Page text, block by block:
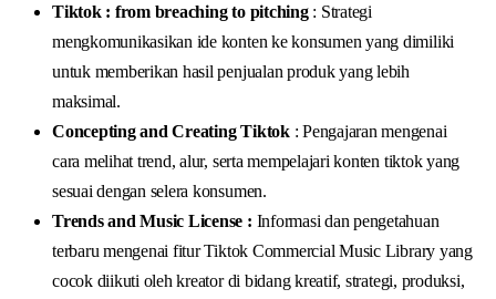
Tiktok : from breaching to pitching: Strategi
mengkomunikasikan ide konten ke konsumen yang dimiliki
untuk memberikan hasil penjualan produk yang lebih
maksimal.
Concepting and Creating Tiktok: Pengajaran mengenai
cara melihat trend, alur, serta mempelajari konten tiktok yang
sesuai dengan selera konsumen.
Trends and Music License : Informasi dan pengetahuan
terbaru mengenai fitur Tiktok Commercial Music Library yang
cocok diikuti oleh kreator di bidang kreatif, strategi, produksi,